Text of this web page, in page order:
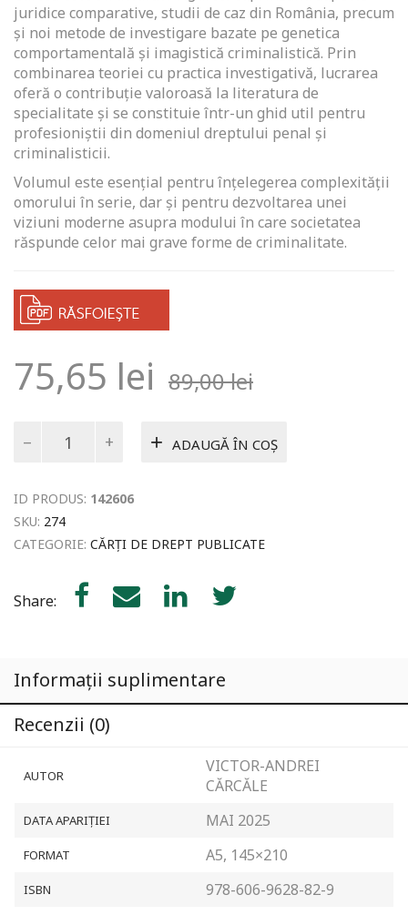
juridice comparative, studii de caz din România, precum
și noi metode de investigare bazate pe genetica
comportamentală și imagistică criminalistică. Prin
combinarea teoriei cu practica investigativă, lucrarea
oferă o contribuție valoroasă la literatura de
specialitate și se constituie într-un ghid util pentru
profesioniștii din domeniul dreptului penal și
criminalisticii.
Volumul este esențial pentru înțelegerea complexității
omorului în serie, dar și pentru dezvoltarea unei
viziuni moderne asupra modului în care societatea
răspunde celor mai grave forme de criminalitate.
89,00lei
75,65 lei
Investigarea
omorurilor
în
serie
ADAUGĂ ÎN COȘ
ID PRODUS: 142606
SKU: 274
CATEGORIE: CĂRȚI DE DREPT PUBLICATE
Share:
Informații suplimentare
Recenzii (0)
AUTOR
VICTOR-ANDREI
CĂRCĂLE
DATA APARIȚIEI MAI 2025
FORMAT A5, 145×210
ISBN
978-606-9628-82-9